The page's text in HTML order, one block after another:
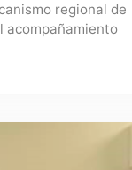
regional de
acompañamiento